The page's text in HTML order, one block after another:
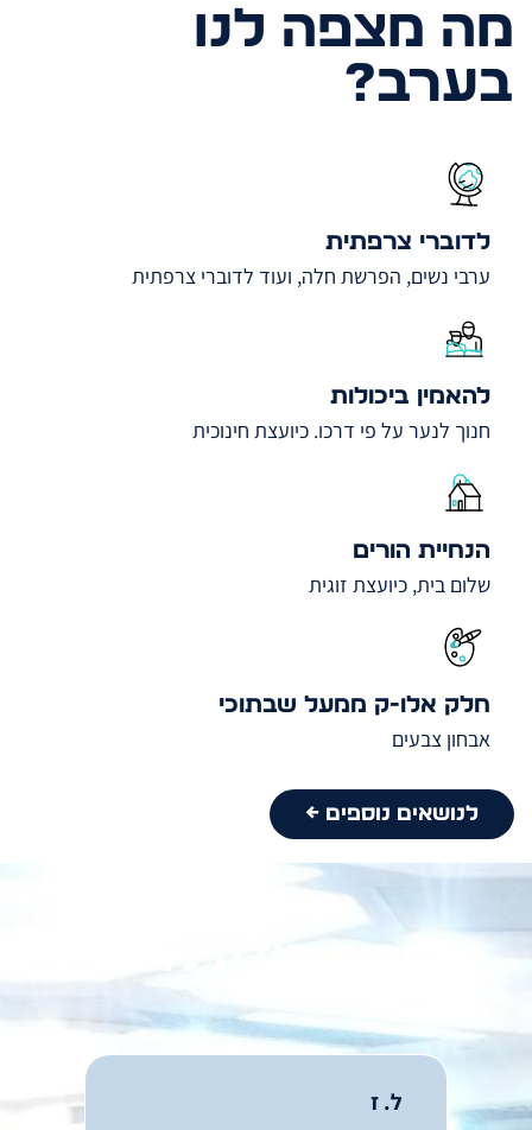
מה מצפה לנו
בערב?
לדוברי צרפתית
ערבי נשים, הפרשת חלה, ועוד לדוברי צרפתית
להאמין ביכולות
חנוך לנער על פי דרכו. כיועצת חינוכית
הנחיית הורים
שלום בית, כיועצת זוגית
חלק אלו-ק ממעל שבתוכי
אבחון צבעים
לנושאים נוספים ←
אומרים תודה לרבנית
ל. ז